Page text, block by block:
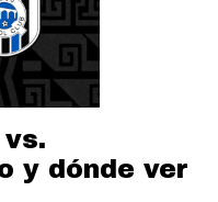
y dónde ver